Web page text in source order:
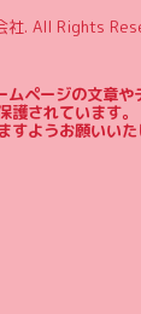
社. All Rights
ページの文章や
護されています。
ようお願いいた